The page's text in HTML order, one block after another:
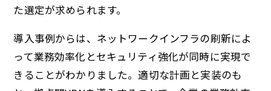
た選定が求められます。
導入事例からは、ネットワークインフラの刷新によ
って業務効率化とセキュリティ強化が同時に実現で
きることがわかりました。適切な計画と実装のも